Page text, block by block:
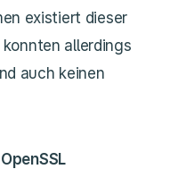
existiert dieser
allerdings
auch keinen